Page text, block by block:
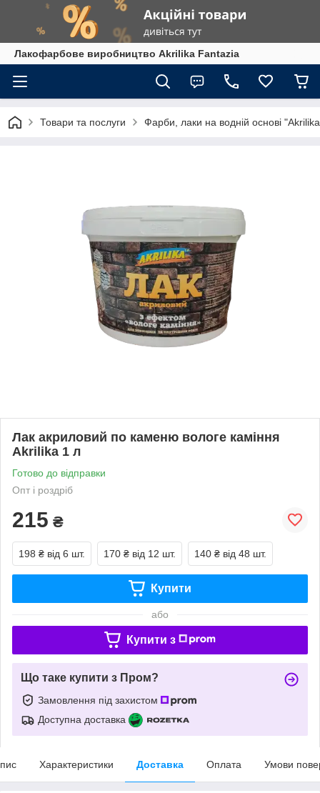
Лакофарбове виробництво Akrilika Fantazia
Товари та послуги Фарби, лаки на водній основі
Лак акриловий по каменю вологе каміння
Akrilika 1 л
Готово до відправки
Опт і роздріб
215 ₴
198 ₴ від 6 шт. 170 ₴ від 12 шт. 140 ₴ від 48 шт.
Купити
або
Купити з
Що таке купити з Пром?
Замовлення під захистом
Доступна доставка
Характеристики Доставка Оплата Умови